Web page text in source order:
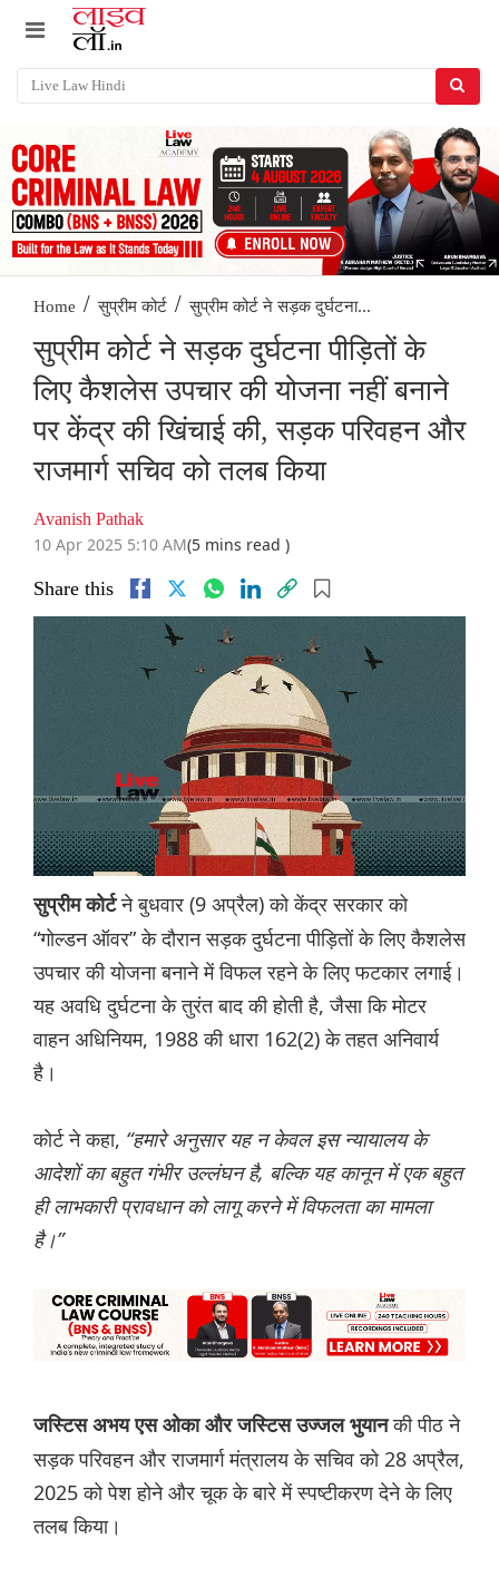
Home / सुप्रीम कोर्ट / सुप्रीम कोर्ट ने सड़क दुर्घटना...
सुप्रीम कोर्ट ने सड़क दुर्घटना पीड़ितों के
लिए कैशलेस उपचार की योजना नहीं बनाने
पर केंद्र की खिंचाई की, सड़क परिवहन और
राजमार्ग सचिव को तलब किया
Avanish Pathak
10 Apr 2025 5:10 AM(5 mins read )
Share this
सुप्रीम कोर्टने बुधवार (9 अप्रैल) को केंद्र सरकार को
“गोल्डन ऑवर” के दौरान सड़क दुर्घटना पीड़ितों के लिए कैशलेस
उपचार की योजना बनाने में विफल रहने के लिए फटकार लगाई।
यह अवधि दुर्घटना के तुरंत बाद की होती है, जैसा कि मोटर
वाहन अधिनियम, 1988 की धारा 162(2) के तहत अनिवार्य
है।
कोर्ट ने कहा, “हमारे अनुसार यह न केवल इस न्यायालय के
आदेशों का बहुत गंभीर उल्लंघन है, बल्कि यह कानून में एक बहुत
ही लाभकारी प्रावधान को लागू करने में विफलता का मामला
है।”
जस्टिस अभय एस ओका और जस्टिस उज्जल भुयानकी पीठ ने
सड़क परिवहन और राजमार्ग मंत्रालय के सचिव को 28 अप्रैल,
2025 को पेश होने और चूक के बारे में स्पष्टीकरण देने के लिए
तलब किया।